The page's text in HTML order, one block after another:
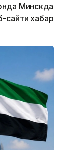
Минскда
сайти хабар